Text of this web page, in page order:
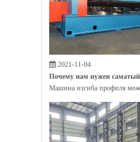
Машина изгиба профиля